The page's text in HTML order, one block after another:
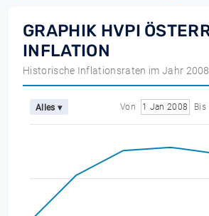
GRAPHIK HVPI
INFLATION
Historische Inflationsraten im Jahr 2008
Alles ▾ Von 1 Jan 2008 Bis